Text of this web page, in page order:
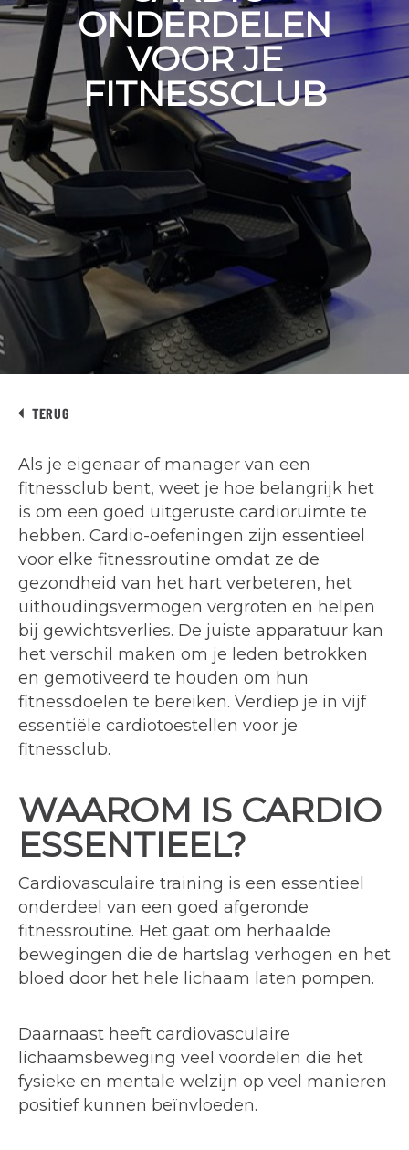
ONDERDELEN
VOOR JE
FITNESSCLUB
TERUG
Als je eigenaar of manager van een
fitnessclub bent, weet je hoe belangrijk het
is om een goed uitgeruste cardioruimte te
hebben. Cardio-oefeningen zijn essentieel
voor elke fitnessroutine omdat ze de
gezondheid van het hart verbeteren, het
uithoudingsvermogen vergroten en helpen
bij gewichtsverlies. De juiste apparatuur kan
het verschil maken om je leden betrokken
en gemotiveerd te houden om hun
fitnessdoelen te bereiken. Verdiep je in vijf
essentiële cardiotoestellen voor je
fitnessclub.
WAAROM IS CARDIO
ESSENTIEEL?
Cardiovasculaire training is een essentieel
onderdeel van een goed afgeronde
fitnessroutine. Het gaat om herhaalde
bewegingen die de hartslag verhogen en het
bloed door het hele lichaam laten pompen.
Daarnaast heeft cardiovasculaire
lichaamsbeweging veel voordelen die het
fysieke en mentale welzijn op veel manieren
positief kunnen beïnvloeden.